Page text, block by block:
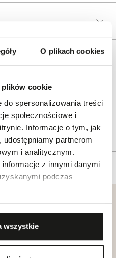
O plikach cookies
cookie
spersonalizowania treści
społecznościowe i
Informacje o tym, jak
partnerom
i analitycznym.
z innymi danymi
podczas
wszystkie
Katalogi